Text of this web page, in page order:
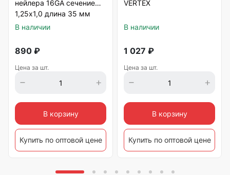
нейлера 16GA сечение
1,25х1,0 длина 35 мм
5000шт. Matrix
В наличии
890 ₽
Цена за шт.
В корзину
Купить по оптовой цене
VERTEX
В наличии
1 027 ₽
Цена за шт.
В корзину
Купить по оптовой цене